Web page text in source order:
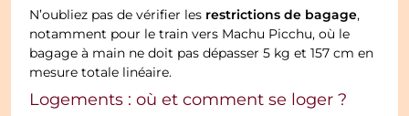
N’oubliez pas de vérifier les restrictions de bagage,
notamment pour le train vers Machu Picchu, où le
bagage à main ne doit pas dépasser 5 kg et 157 cm en
mesure totale linéaire.
Logements : où et comment se loger ?